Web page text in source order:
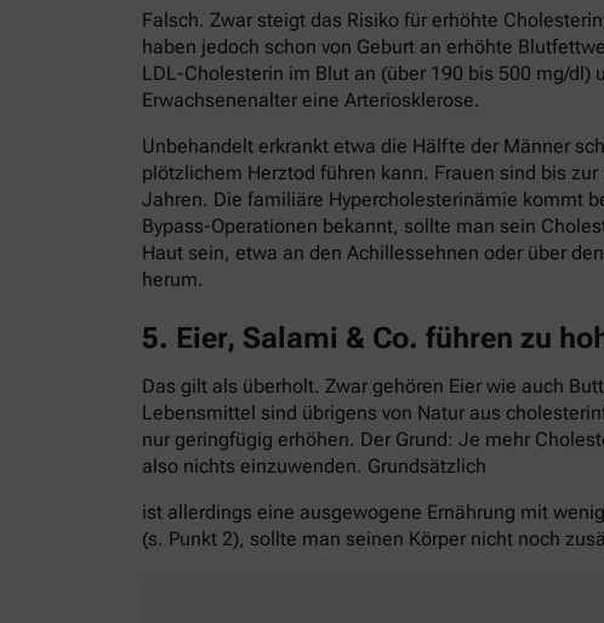
Falsch. Zwar steigt das Risiko für erhöhte
haben jedoch schon von Geburt an erhöhte
LDL-Cholesterin im Blut an (über 190 bis 500 mg/
Erwachsenenalter eine Arteriosklerose.
Unbehandelt erkrankt etwa die Hälfte der Männer
plötzlichem Herztod führen kann. Frauen sind bis
Jahren. Die familiäre Hypercholesterinämie kommt
Bypass-Operationen bekannt, sollte man sein
Haut sein, etwa an den Achillessehnen oder über
herum.
5. Eier, Salami & Co. führen zu
Das gilt als überholt. Zwar gehören Eier wie auch
Lebensmittel sind übrigens von Natur aus
nur geringfügig erhöhen. Der Grund: Je mehr
also nichts einzuwenden. Grundsätzlich
ist allerdings eine ausgewogene Ernährung mit
(s. Punkt 2), sollte man seinen Körper nicht noch